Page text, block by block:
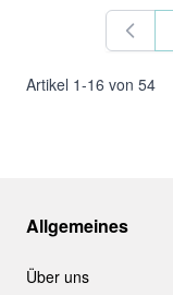
Artikel 1-16 von 54
Allgemeines
Über uns